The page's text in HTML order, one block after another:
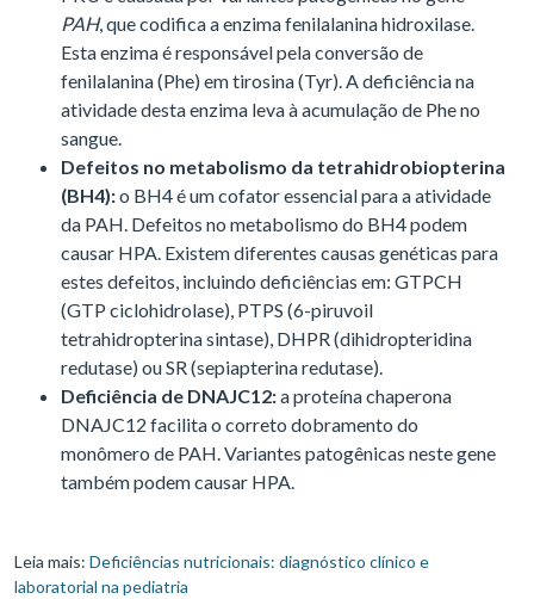
PAH, que codifica a enzima fenilalanina hidroxilase.
Esta enzima é responsável pela conversão de
fenilalanina (Phe) em tirosina (Tyr). A deficiência na
atividade desta enzima leva à acumulação de Phe no
sangue.
Defeitos no metabolismo da tetrahidrobiopterina
(BH4):o BH4 é um cofator essencial para a atividade
da PAH. Defeitos no metabolismo do BH4 podem
causar HPA. Existem diferentes causas genéticas para
estes defeitos, incluindo deficiências em: GTPCH
(GTP ciclohidrolase), PTPS (6-piruvoil
tetrahidropterina sintase), DHPR (dihidropteridina
redutase) ou SR (sepiapterina redutase).
Deficiência de DNAJC12:a proteína chaperona
DNAJC12 facilita o correto dobramento do
monômero de PAH. Variantes patogênicas neste gene
também podem causar HPA.
Leia mais: Deficiências nutricionais: diagnóstico clínico e
laboratorial na pediatria